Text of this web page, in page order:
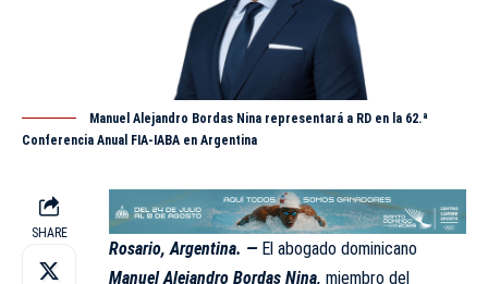
Manuel Alejandro Bordas Nina representará a RD en la 62.ª
Conferencia Anual FIA-IABA en Argentina
SHARE
Rosario, Argentina. — El abogado dominicano
Manuel Alejandro Bordas Nina, miembro del